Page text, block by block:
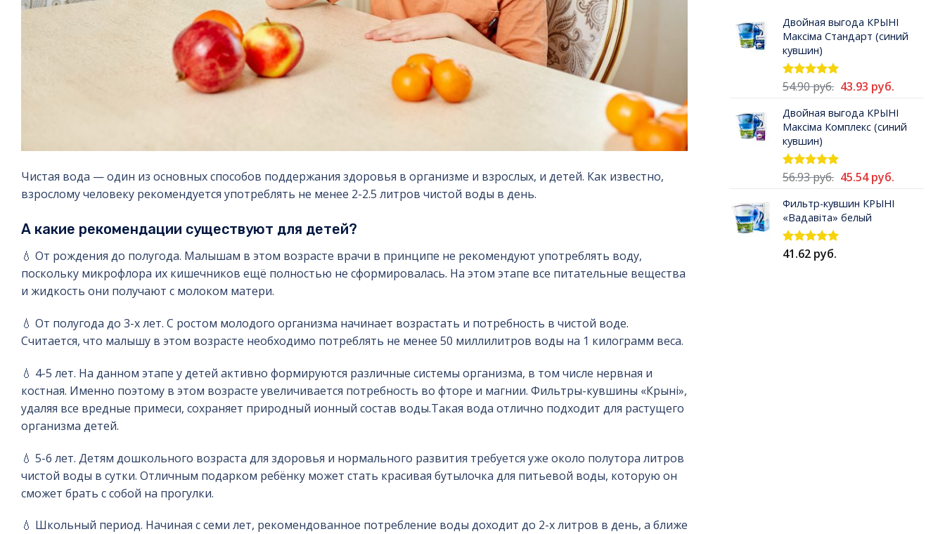
Чистая вода — один из основных способов поддержания здоровья в организме и взрослых, и детей. Как известно,
взрослому человеку рекомендуется употреблять не менее 2-2.5 литров чистой воды в день.
А какие рекомендации существуют для детей?
💧 От рождения до полугода. Малышам в этом возрасте врачи в принципе не рекомендуют употреблять воду,
поскольку микрофлора их кишечников ещё полностью не сформировалась. На этом этапе все питательные вещества
и жидкость они получают с молоком матери.
💧 От полугода до 3-х лет. С ростом молодого организма начинает возрастать и потребность в чистой воде.
Считается, что малышу в этом возрасте необходимо потреблять не менее 50 миллилитров воды на 1 килограмм веса.
💧 4-5 лет. На данном этапе у детей активно формируются различные системы организма, в том числе нервная и
костная. Именно поэтому в этом возрасте увеличивается потребность во фторе и магнии. Фильтры-кувшины «Крынi»,
удаляя все вредные примеси, сохраняет природный ионный состав воды.Такая вода отлично подходит для растущего
организма детей.
💧 5-6 лет. Детям дошкольного возраста для здоровья и нормального развития требуется уже около полутора литров
чистой воды в сутки. Отличным подарком ребёнку может стать красивая бутылочка для питьевой воды, которую он
сможет брать с собой на прогулки.
💧 Школьный период. Начиная с семи лет, рекомендованное потребление воды доходит до 2-х литров в день, а ближе
Двойная выгода КРЫНI
Максiма Стандарт (синий
кувшин)
Оценка
из 5
54.90руб. Первоначальная
составляла
54.90 руб..
43.93 руб.Текущая
43.93
Двойная выгода КРЫНI
Максiма Комплекс (синий
кувшин)
Оценка
из 5
56.93руб. Первоначальная
составляла
56.93 руб..
45.54руб.Текущая
45.54
Фильтр-кувшин КРЫНI
«Вадавiта» белый
Оценка
из 5
41.62 руб.